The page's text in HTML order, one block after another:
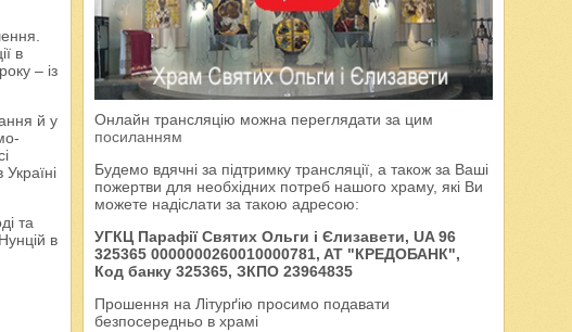
в
– із
й у
та
в
Онлайн трансляцію можна переглядати за цим
посиланням
Будемо вдячні за підтримку трансляції, а також за Ваші
пожертви для необхідних потреб нашого храму, які Ви
можете надіслати за такою адресою:
УГКЦ Парафії Святих Ольги і Єлизавети, UA 96
325365 0000000260010000781, AT "КРЕДОБАНК",
Код банку 325365, ЗКПО 23964835
Прошення на Літурґію просимо подавати
безпосередньо в храмі